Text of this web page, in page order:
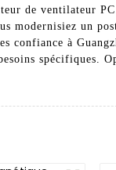
de ventilateur
modernisiez un
confiance à
spécifiques.